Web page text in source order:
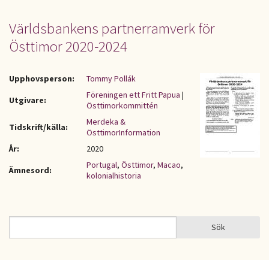
Världsbankens partnerramverk för
Östtimor 2020-2024
Upphovsperson:
Tommy Pollák
Utgivare:
Föreningen ett Fritt Papua |
Östtimorkommittén
Tidskrift/källa:
Merdeka &
ÖsttimorInformation
År:
2020
Ämnesord:
Portugal, Östtimor, Macao,
kolonialhistoria
SÖKFORMULÄR Sök